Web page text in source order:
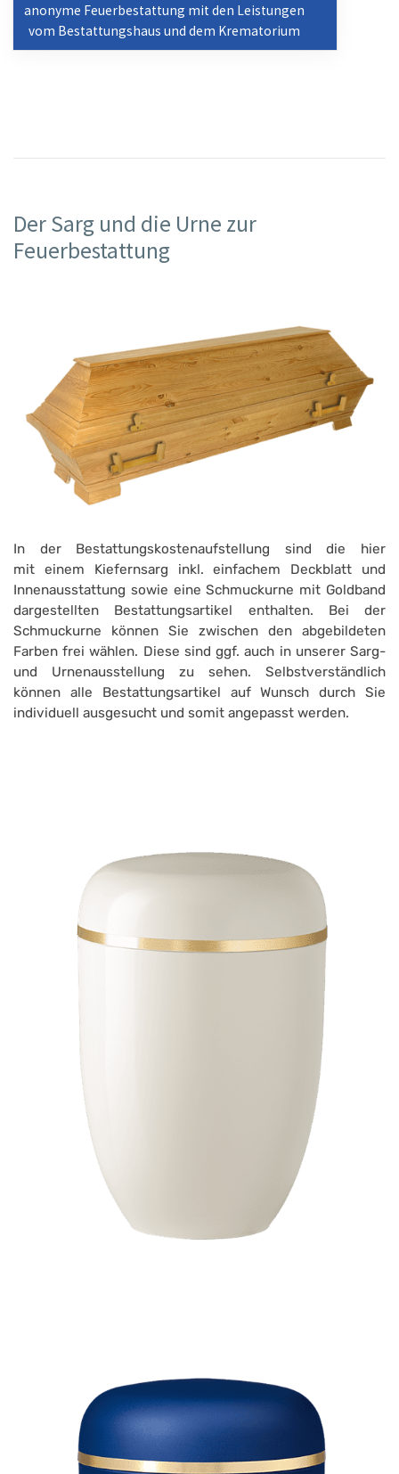
anonyme Feuerbestattung mit den Leistungen
vom Bestattungshaus und dem Krematorium
Der Sarg und die Urne zur
Feuerbestattung
In der Bestattungskostenaufstellung sind die hier
mit einem Kiefernsarg inkl. einfachem Deckblatt und
Innenausstattung sowie eine Schmuckurne mit Goldband
dargestellten Bestattungsartikel enthalten. Bei der
Schmuckurne können Sie zwischen den abgebildeten
Farben frei wählen. Diese sind ggf. auch in unserer Sarg-
und Urnenausstellung zu sehen. Selbstverständlich
können alle Bestattungsartikel auf Wunsch durch Sie
individuell ausgesucht und somit angepasst werden.